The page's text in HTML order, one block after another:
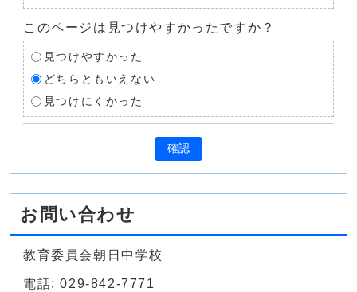
このページは見つけやすかったですか？
見つけやすかった
どちらともいえない
見つけにくかった
確認
お問い合わせ
教育委員会朝日中学校
電話: 029-842-7771